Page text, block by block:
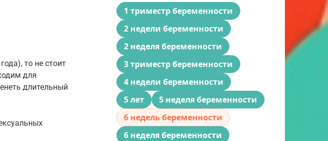
то не стоит
для
длительный
1 триместр беременности
2 недели беременности
2 неделя беременности
3 триместр беременности
4 недели беременности
5 лет
5 неделя беременности
6 недель беременности
6 неделя беременности